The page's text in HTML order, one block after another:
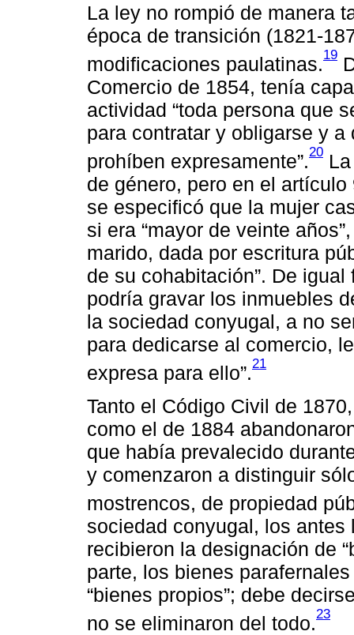
La ley no rompió de manera
época de transición (1821-
modificaciones paulatinas.19
Comercio de 1854, tenía
actividad “toda persona que
para contratar y obligarse y
prohíben expresamente”.20
de género, pero en el
se especificó que la mujer
si era “mayor de veinte
marido, dada por escritura
de su cohabitación”. De
podría gravar los inmuebles
la sociedad conyugal, a no
para dedicarse al comercio,
expresa para ello”.21
Tanto el Código Civil de
como el de 1884
que había prevalecido
y comenzaron a distinguir
mostrencos, de propiedad
sociedad conyugal, los antes
recibieron la designación de
parte, los bienes
“bienes propios”; debe
no se eliminaron del todo.23